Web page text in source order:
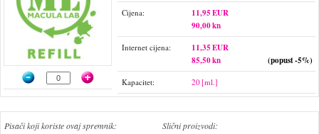
Cijena:
11,95 EUR
90,00 kn
Internet cijena:
11,35 EUR
85,50 kn
(popust -5%)
Kapacitet: 20 [ml.]
Pisači koji koriste ovaj spremnik: Slični proizvodi: